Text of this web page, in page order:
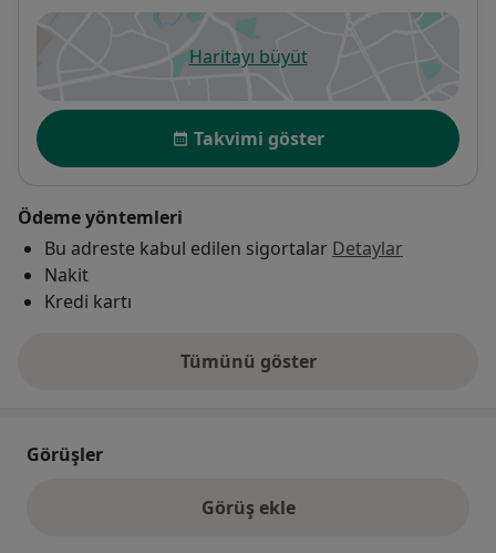
Haritayı büyütyeni bir sekmede açılır
Uygunluk
Takvimi göster
Ödeme yöntemleri
Bu adreste kabul edilen sigortalar Detaylar
Nakit
Kredi kartı
Tümünü göster
adres hakkında
Görüşler
Görüş ekle